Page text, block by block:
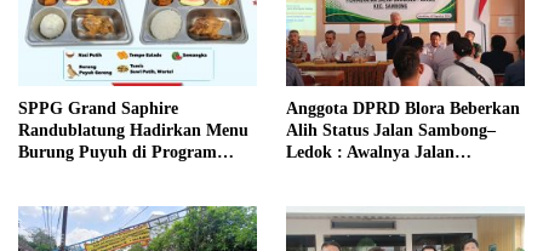
SPPG Grand Saphire
Randublatung Hadirkan Menu
Burung Puyuh di Program
Anggota DPRD Blora Beberkan
Alih Status Jalan Sambong–
Ledok : Awalnya Jalan